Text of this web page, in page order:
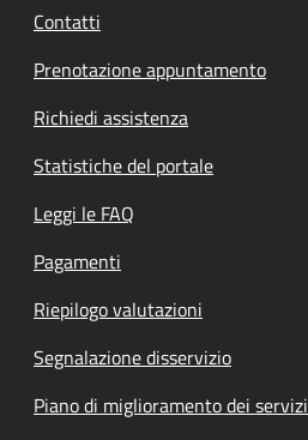
Contatti
Prenotazione appuntamento
Richiedi assistenza
Statistiche del portale
Leggi le FAQ
Pagamenti
Riepilogo valutazioni
Segnalazione disservizio
Piano di miglioramento dei servizi